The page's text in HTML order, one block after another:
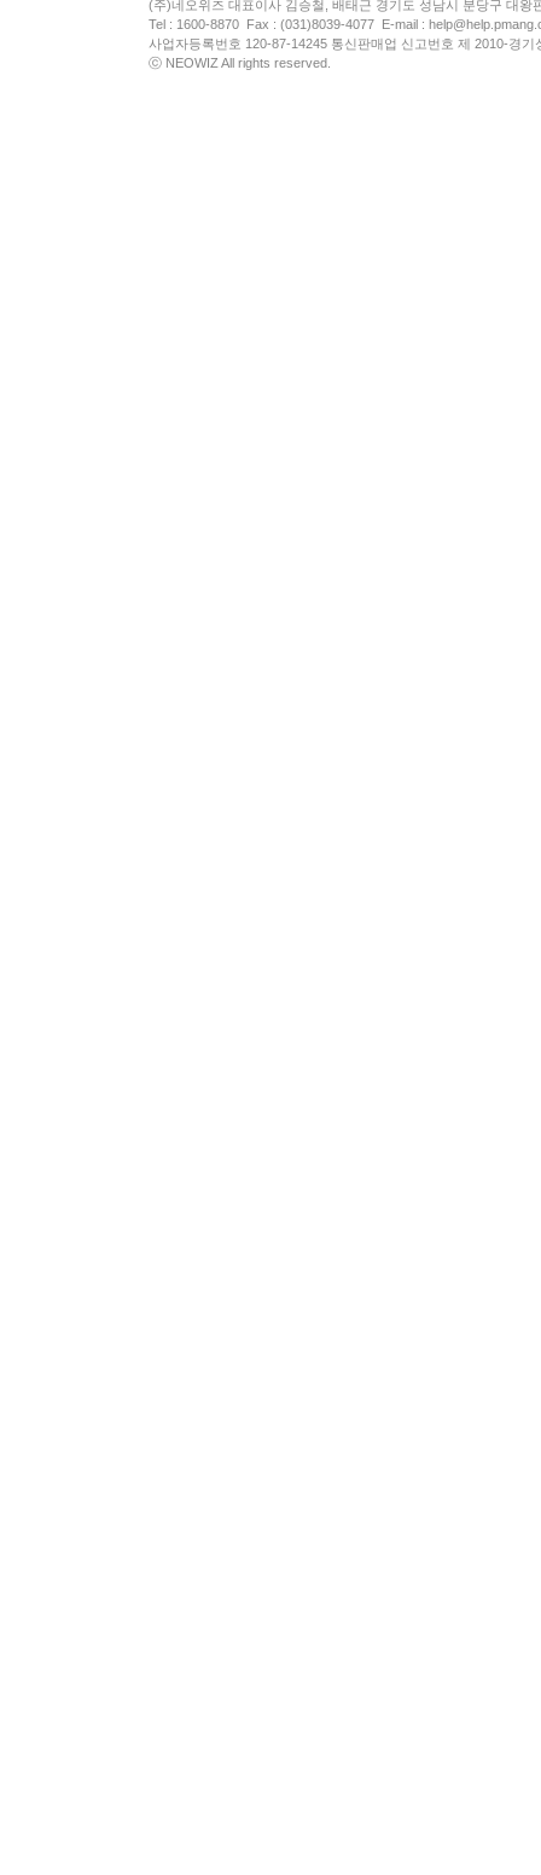
(주)네오위즈 대표이사 김승철, 배태근 경기도 성남시 분당구 대왕
Tel : 1600-8870 Fax : (031)8039-4077 E-mail :
사업자등록번호 120-87-14245 통신판매업 신고번호 제 2010-경
ⓒ NEOWIZ All rights reserved.